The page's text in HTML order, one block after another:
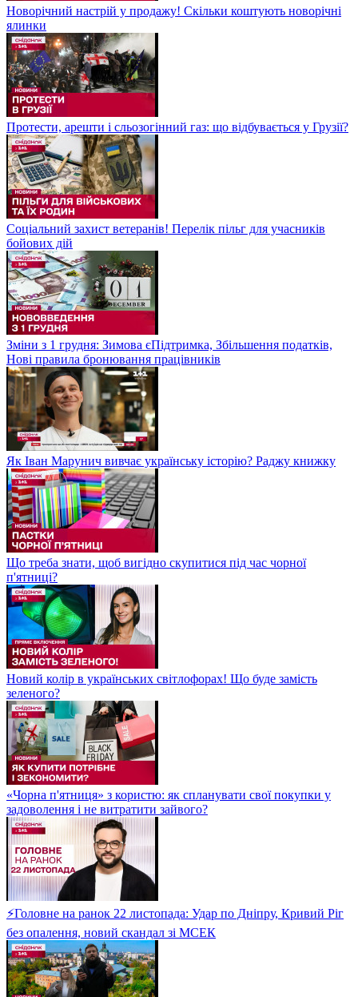
Новорічний настрій у продажу! Скільки коштують новорічні
ялинки
Протести, арешти і сльозогінний газ: що відбувається у Грузії?
Соціальний захист ветеранів! Перелік пільг для учасників
бойових дій
Зміни з 1 грудня: Зимова єПідтримка, Збільшення податків,
Нові правила бронювання працівників
Як Іван Марунич вивчає українську історію? Раджу книжку
Що треба знати, щоб вигідно скупитися під час чорної
п'ятниці?
Новий колір в українських світлофорах! Що буде замість
зеленого?
«Чорна п'ятниця» з користю: як спланувати свої покупки у
задоволення і не витратити зайвого?
⚡Головне на ранок 22 листопада: Удар по Дніпру, Кривий Ріг
без опалення, новий скандал зі МСЕК